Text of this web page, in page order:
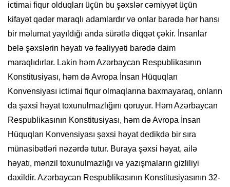
ictimai fiqur olduqları üçün bu şəxslər cəmiyyət üçün
kifayət qədər maraqlı adamlardır və onlar barədə hər hansı
bir məlumat yayıldığı anda sürətlə diqqət çəkir. İnsanlar
belə şəxslərin həyatı və fəaliyyəti barədə daim
maraqlıdırlar. Lakin həm Azərbaycan Respublikasının
Konstitusiyası, həm də Avropa İnsan Hüquqları
Konvensiyası ictimai fiqur olmaqlarına baxmayaraq, onların
da şəxsi həyat toxunulmazlığını qoruyur. Həm Azərbaycan
Respublikasının Konstitusiyası, həm də Avropa İnsan
Hüquqları Konvensiyası şəxsi həyat dedikdə bir sıra
münasibətləri nəzərdə tutur. Buraya şəxsi həyat, ailə
həyatı, mənzil toxunulmazlığı və yazışmaların gizliliyi
daxildir. Azərbaycan Respublikasının Konstitusiyasının 32-